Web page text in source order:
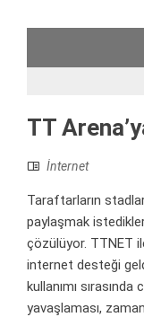
TT
İnternet
Taraftarların
paylaşmak
çözülüyor. TTNET
internet desteği
kullanımı
yavaşlaması,